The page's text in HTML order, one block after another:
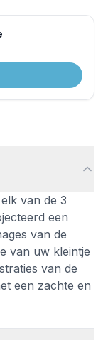
van de 3
een
van de
van uw kleintje
van de
een zachte en